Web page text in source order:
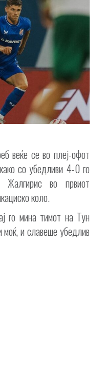
веќе се во плеј-офот
со убедливи 4-0 го
во првиот
коло.
го мина тимот на Тун
моќ, и славеше убедлив